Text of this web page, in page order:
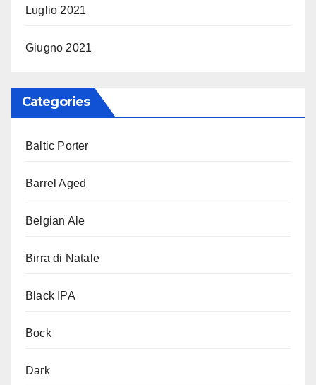
Luglio 2021
Giugno 2021
Categories
Baltic Porter
Barrel Aged
Belgian Ale
Birra di Natale
Black IPA
Bock
Dark